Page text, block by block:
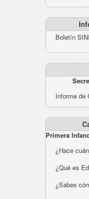
Boletín
Informe de
Primera
¿Hace
¿Qué es
¿Sabes